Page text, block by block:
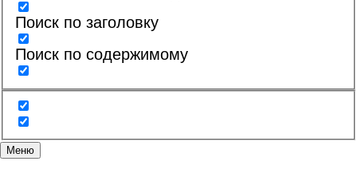
Поиск по заголовку
Поиск по содержимому
Меню